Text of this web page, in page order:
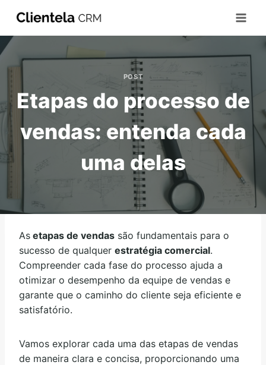
POST
Etapas do processo de
vendas: entenda cada
uma delas
As etapas de vendas são fundamentais para o
sucesso de qualquer estratégia comercial.
Compreender cada fase do processo ajuda a
otimizar o desempenho da equipe de vendas e
garante que o caminho do cliente seja eficiente e
satisfatório.
Vamos explorar cada uma das etapas de vendas
de maneira clara e concisa, proporcionando uma